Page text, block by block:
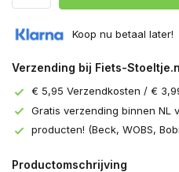
Koop nu betaal later!
Verzending bij Fiets-
€ 5,95 Verzendkosten / €
Gratis verzending binnen NL
producten! (Beck, WOBS,
Productomschrijving